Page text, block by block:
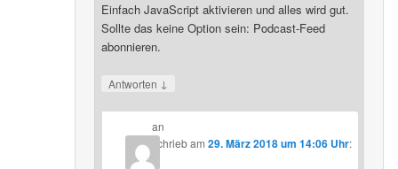
Einfach JavaScript aktivieren und alles wird gut.
Sollte das keine Option sein: Podcast-Feed
abonnieren.
Antworten ↓
an
schriebam29. März 2018 um 14:06 Uhr: